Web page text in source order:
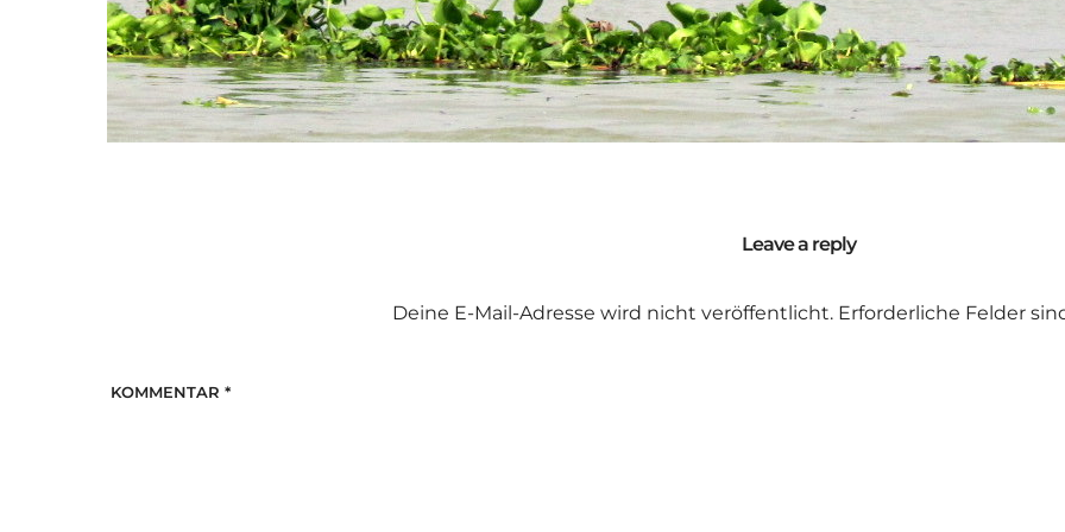
Leave a reply
Deine E-Mail-Adresse wird nicht veröffentlicht. Erforderliche Felder
KOMMENTAR *